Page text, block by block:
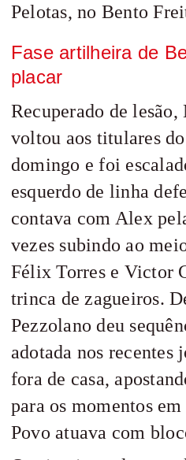
Pelotas, no Bento
Fase artilheira de
placar
Recuperado de lesão,
voltou aos titulares
domingo e foi
esquerdo de linha
contava com Alex
vezes subindo ao
Félix Torres e Victor
trinca de zagueiros.
Pezzolano deu
adotada nos recentes
fora de casa,
para os momentos
Povo atuava com